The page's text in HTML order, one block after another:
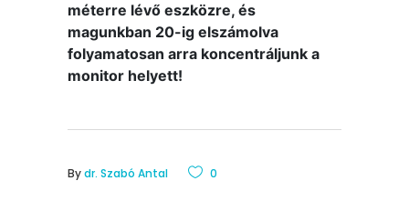
méterre lévő eszközre, és
magunkban 20-ig elszámolva
folyamatosan arra koncentráljunk a
monitor helyett!
Bydr. Szabó Antal 0